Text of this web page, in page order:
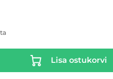
Lisa ostukorvi